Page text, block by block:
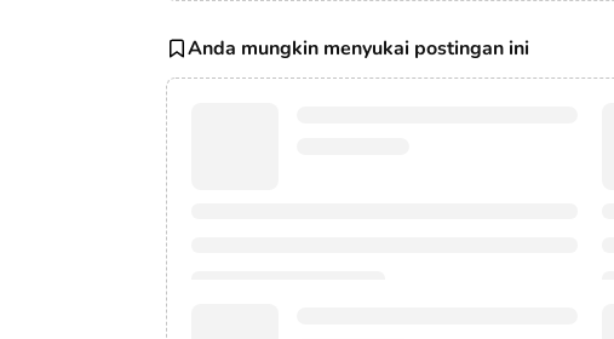
Anda mungkin menyukai postingan ini